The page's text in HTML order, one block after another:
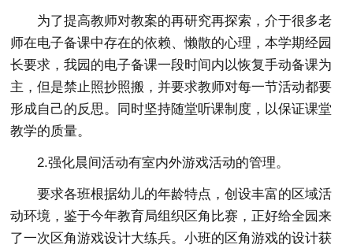
为了提高教师对教案的再研究再探索，介于很多老
师在电子备课中存在的依赖、懒散的心理，本学期经园
长要求，我园的电子备课一段时间内以恢复手动备课为
主，但是禁止照抄照搬，并要求教师对每一节活动都要
形成自己的反思。同时坚持随堂听课制度，以保证课堂
教学的质量。
2.强化晨间活动有室内外游戏活动的管理。
要求各班根据幼儿的年龄特点，创设丰富的区域活
动环境，鉴于今年教育局组织区角比赛，正好给全园来
了一次区角游戏设计大练兵。小班的区角游戏的设计获